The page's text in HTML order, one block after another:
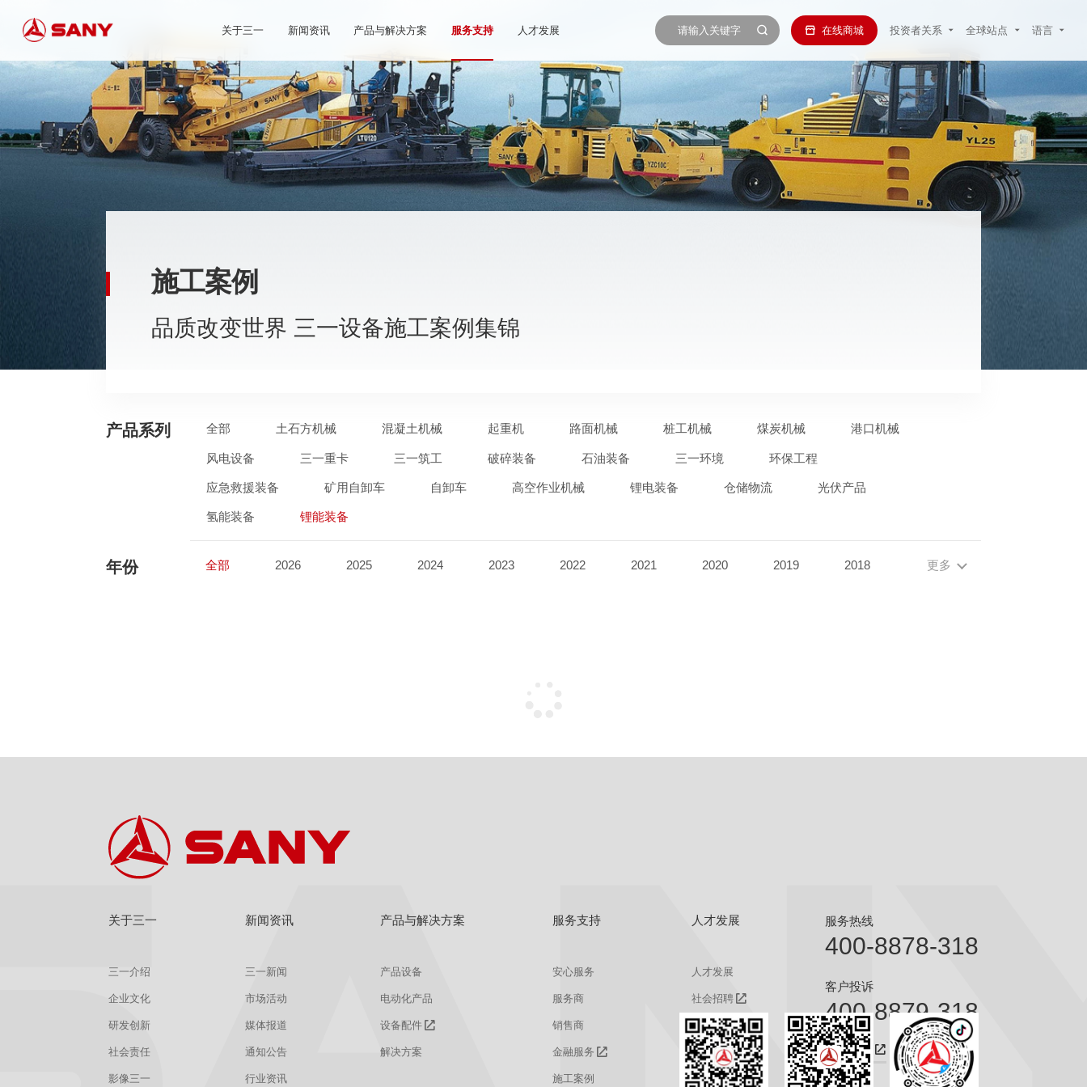
关于三一 新闻资讯 产品与解决方案 服务支持 人才发展 在线商城 投资者关系 全球站点 语言
施工案例
品质改变世界 三一设备施工案例集锦
产品系列 全部 土石方机械 混凝土机械 起重机 路面机械 桩工机械 煤炭机械 港口机械
风电设备 三一重卡 三一筑工 破碎装备 石油装备 三一环境 环保工程
应急救援装备 矿用自卸车 自卸车 高空作业机械 锂电装备 仓储物流 光伏产品
氢能装备 锂能装备
年份 全部 2026 2025 2024 2023 2022 2021 2020 2019 2018 更多
关于三一
三一介绍
企业文化
研发创新
社会责任
影像三一
新闻资讯
三一新闻
市场活动
媒体报道
通知公告
行业资讯
产品与解决方案
产品设备
电动化产品
设备配件
解决方案
服务支持
安心服务
服务商
销售商
金融服务
施工案例
人才发展
人才发展
社会招聘
校园招聘
服务热线
400-8878-318
客户投诉
400-8879-318
咨询热线